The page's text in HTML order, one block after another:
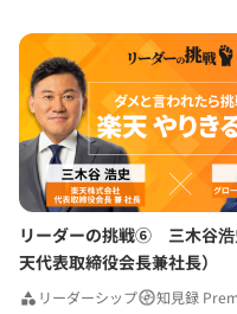
リーダーの挑戦⑥ 三木谷浩
天代表取締役会長兼社長）
リーダーシップ 知見録